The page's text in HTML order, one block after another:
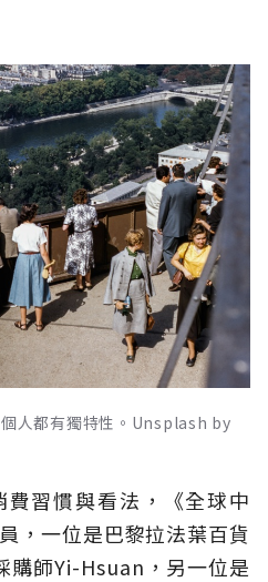
人都有獨特性。Unsplash by
習慣與看法，《全球中
，一位是巴黎拉法葉百貨
購師Yi-Hsuan，另一位是